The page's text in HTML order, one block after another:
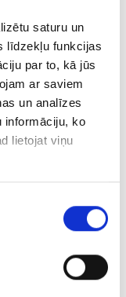
saturu un
līdzekļu funkcijas
par to, kā jūs
ar saviem
un analīzes
informāciju, ko
lietojat viņu